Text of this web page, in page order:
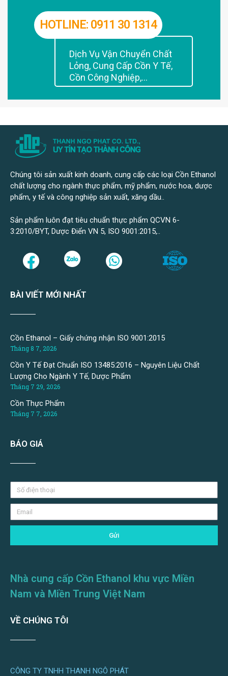
HOTLINE: 0911 30 1314
Dịch Vụ Vận Chuyển Chất
Lỏng, Cung Cấp Cồn Y Tế,
Cồn Công Nghiệp,...
Chúng tôi sản xuất kinh doanh, cung cấp các loại Cồn Ethanol
chất lượng cho ngành thực phẩm, mỹ phẩm, nước hoa, dược
phẩm, y tế và công nghiệp sản xuất, xăng dầu..
Sản phẩm luôn đạt tiêu chuẩn thực phẩm QCVN 6-
3:2010/BYT, Dược Điển VN 5, ISO 9001:2015,..
BÀI VIẾT MỚI NHẤT
Cồn Ethanol – Giấy chứng nhận ISO 9001:2015
Tháng 8 7, 2026
Cồn Y Tế Đạt Chuẩn ISO 13485:2016 – Nguyên Liệu Chất
Lượng Cho Ngành Y Tế, Dược Phẩm
Tháng 7 29, 2026
Cồn Thực Phẩm
Tháng 7 7, 2026
BÁO GIÁ
Gửi
Nhà cung cấp Cồn Ethanol khu vực Miền
Nam và Miền Trung Việt Nam
VỀ CHÚNG TÔI
CÔNG TY TNHH THANH NGÔ PHÁT